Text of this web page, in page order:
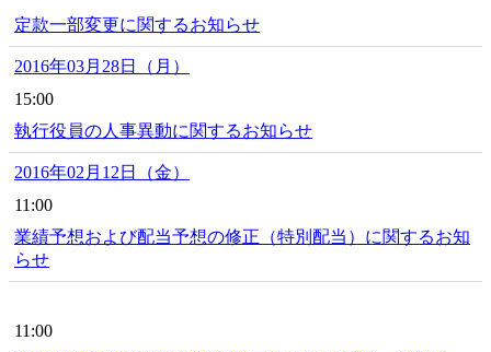
定款一部変更に関するお知らせ
2016年03月28日（月）
15:00
執行役員の人事異動に関するお知らせ
2016年02月12日（金）
11:00
業績予想および配当予想の修正（特別配当）に関するお知
らせ
11:00